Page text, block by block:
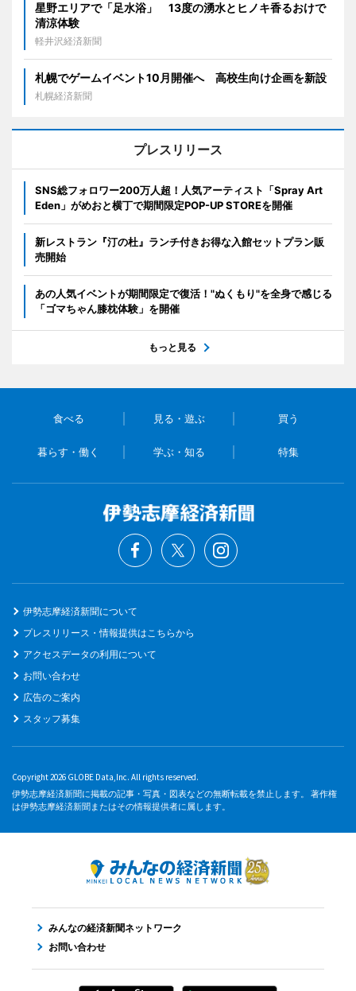
星野エリアで「足水浴」 13度の湧水とヒノキ香るおけで
清涼体験
軽井沢経済新聞
札幌でゲームイベント10月開催へ 高校生向け企画を新設
札幌経済新聞
プレスリリース
SNS総フォロワー200万人超！人気アーティスト「Spray Art
Eden」がめおと横丁で期間限定POP-UP STOREを開催
新レストラン『汀の杜』ランチ付きお得な入館セットプラン販
売開始
あの人気イベントが期間限定で復活！"ぬくもり"を全身で感じる
「ゴマちゃん膝枕体験」を開催
もっと見る
食べる 見る・遊ぶ 買う
暮らす・働く 学ぶ・知る 特集
伊勢志摩経済新聞について
プレスリリース・情報提供はこちらから
アクセスデータの利用について
お問い合わせ
広告のご案内
スタッフ募集
Copyright 2026 GLOBE Data,Inc. All rights reserved.
伊勢志摩経済新聞に掲載の記事・写真・図表などの無断転載を禁止します。 著作権
は伊勢志摩経済新聞またはその情報提供者に属します。
みんなの経済新聞ネットワーク
お問い合わせ